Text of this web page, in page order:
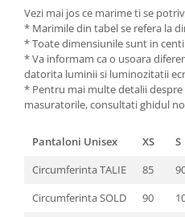
Vezi mai jos ce marime ti se
* Marimile din tabel se refera la
* Toate dimensiunile sunt in
* Va informam ca o usoara
datorita luminii si luminozitatii
* Pentru mai multe detalii despre
masuratorile, consultati ghidul
Pantaloni Unisex XS S
Circumferinta TALIE
85
Circumferinta SOLD
90